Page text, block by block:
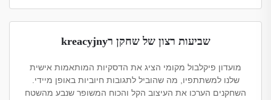
שביעות רצון של שחקן רkreacyjny
מועדון פיקלבול מקומי הציג את הדסקיות המותאמות אישית
שלנו למשתתפיו, מה שהוביל לתגובות חיוביות באופן מיידי.
השחקנים הערכו את העיצוב הקל והכוח המשופר שנבע מהשטח